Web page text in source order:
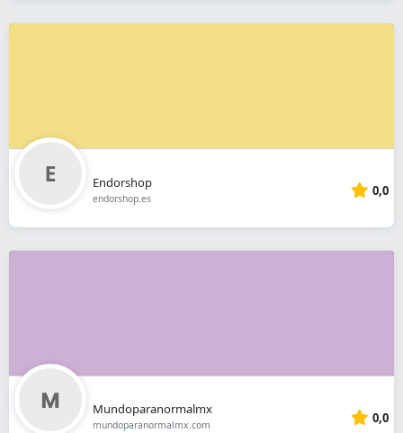
Endorshop
endorshop.es 0,0
Mundoparanormalmx
mundoparanormalmx.com 0,0